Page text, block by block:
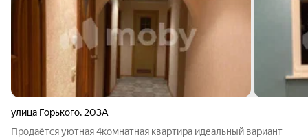
улица Горького, 203А
Продаётся уютная 4комнатная квартира идеальный вариант